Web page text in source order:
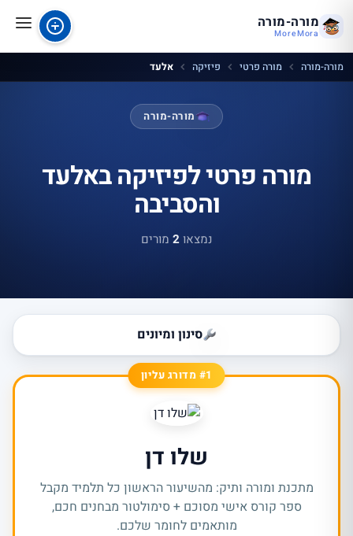
מורה-מורה
MoreMora
מורה-מורה מורה פרטי פיזיקה אלעד
מורה-מורה
מורה פרטי לפיזיקה באלעד
והסביבה
נמצאו2 מורים
סינון ומיונים
#1 מדורג עליון
שלו דן
מתכנת ומורה ותיק: מהשיעור הראשון כל תלמיד מקבל
ספר קורס אישי מסוכם + סימולטור מבחנים חכם,
מותאמים לחומר שלכם.